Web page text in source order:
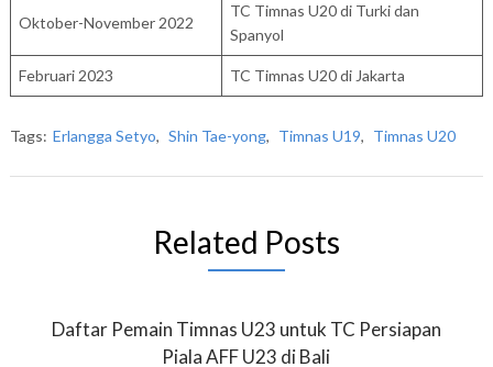
Oktober-November 2022
TC Timnas U20 di Turki dan
Spanyol
Februari 2023 TC Timnas U20 di Jakarta
Tags: Erlangga Setyo, Shin Tae-yong, Timnas U19, Timnas U20
Related Posts
Daftar Pemain Timnas U23 untuk TC Persiapan
Piala AFF U23 di Bali